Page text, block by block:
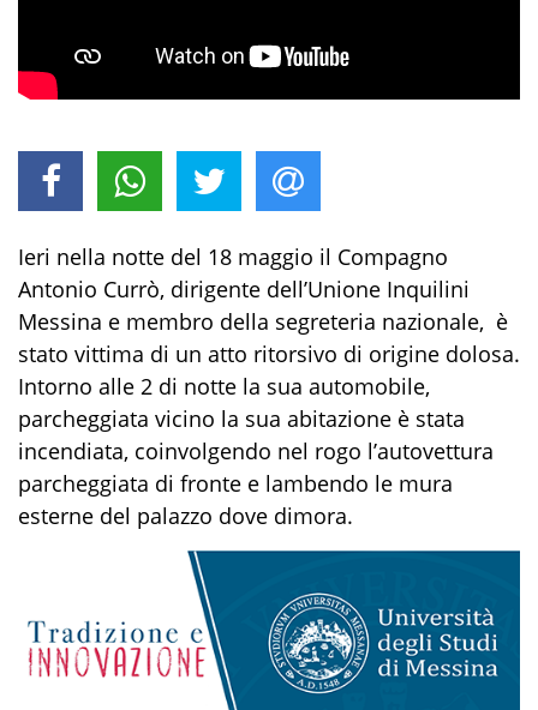
Ieri nella notte del 18 maggio il Compagno
Antonio Currò, dirigente dell’Unione Inquilini
Messina e membro della segreteria nazionale, è
stato vittima di un atto ritorsivo di origine dolosa.
Intorno alle 2 di notte la sua automobile,
parcheggiata vicino la sua abitazione è stata
incendiata, coinvolgendo nel rogo l’autovettura
parcheggiata di fronte e lambendo le mura
esterne del palazzo dove dimora.